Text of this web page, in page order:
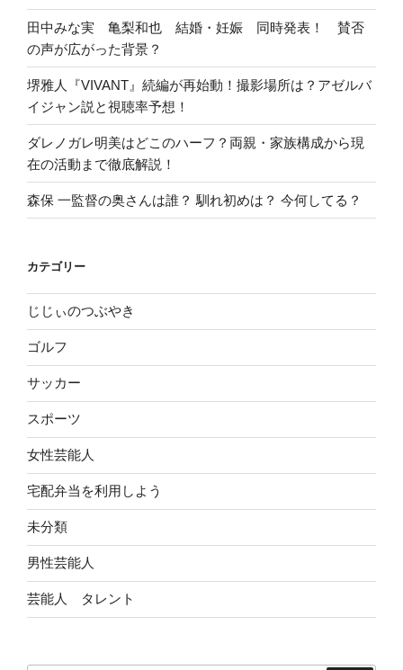
田中みな実 亀梨和也 結婚・妊娠 同時発表！ 賛否
の声が広がった背景？
堺雅人『VIVANT』続編が再始動！撮影場所は？アゼルバ
イジャン説と視聴率予想！
ダレノガレ明美はどこのハーフ？両親・家族構成から現
在の活動まで徹底解説！
森保 一監督の奥さんは誰？ 馴れ初めは？ 今何してる？
カテゴリー
じじぃのつぶやき
ゴルフ
サッカー
スポーツ
女性芸能人
宅配弁当を利用しよう
未分類
男性芸能人
芸能人 タレント